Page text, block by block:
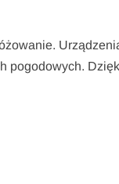
pogodowych.